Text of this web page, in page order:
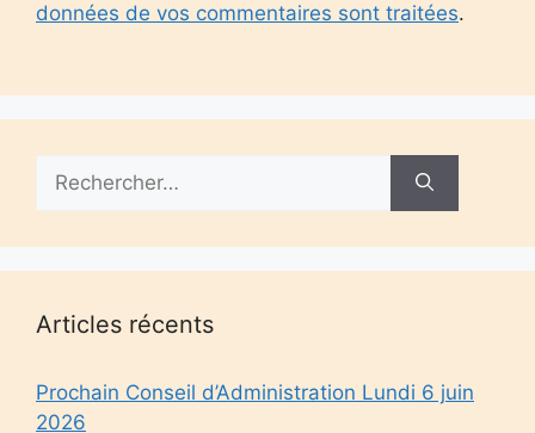
données de vos commentaires sont traitées.
Articles récents
Prochain Conseil d’Administration Lundi 6 juin
2026